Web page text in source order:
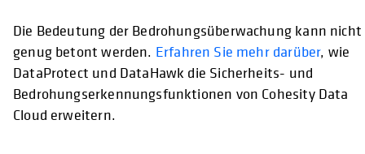
Die Bedeutung der Bedrohungsüberwachung kann nicht
genug betont werden. Erfahren Sie mehr darüber, wie
DataProtect und DataHawk die Sicherheits- und
Bedrohungserkennungsfunktionen von Cohesity Data
Cloud erweitern.